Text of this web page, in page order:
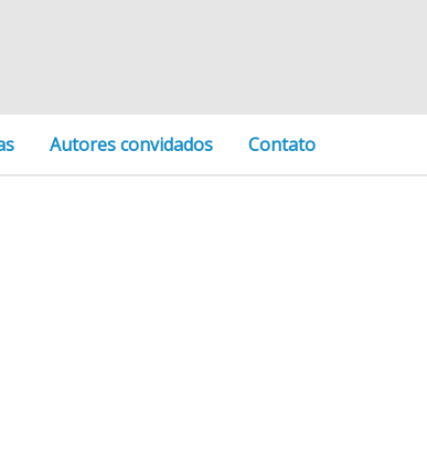
Autores convidados Contato